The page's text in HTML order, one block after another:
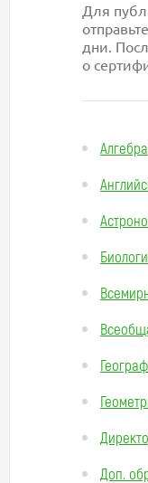
Для
дни.
о
Алгебра
Доп.